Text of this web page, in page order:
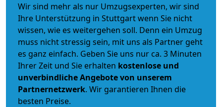
Wir sind mehr als nur Umzugsexperten, wir sind
Ihre Unterstützung in Stuttgart wenn Sie nicht
wissen, wie es weitergehen soll. Denn ein Umzug
muss nicht stressig sein, mit uns als Partner geht
es ganz einfach. Geben Sie uns nur ca. 3 Minuten
Ihrer Zeit und Sie erhalten kostenlose und
unverbindlicheAngebote von unserem
Partnernetzwerk. Wir garantieren Ihnen die
besten Preise.